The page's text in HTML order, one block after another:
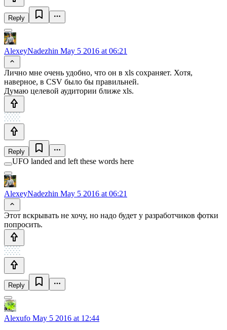
Reply
AlexeyNadezhin May 5 2016 at 06:21
Лично мне очень удобно, что он в xls сохраняет. Хотя,
наверное, в CSV было бы правильней.
Думаю целевой аудитории ближе xls.
Reply
UFO landed and left these words here
AlexeyNadezhin May 5 2016 at 06:21
Этот вскрывать не хочу, но надо будет у разработчиков фотки
попросить.
Reply
Alexufo May 5 2016 at 12:44